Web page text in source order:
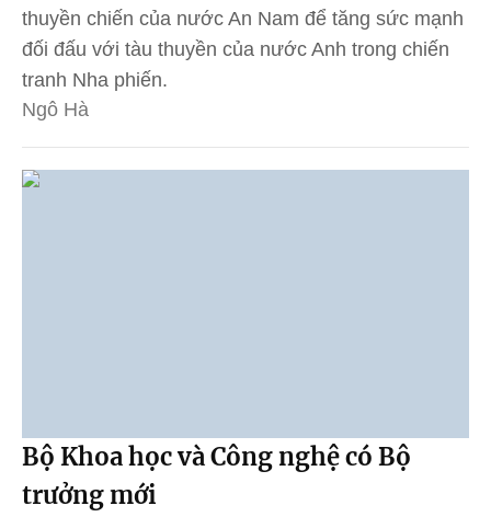
thuyền chiến của nước An Nam để tăng sức mạnh
đối đấu với tàu thuyền của nước Anh trong chiến
tranh Nha phiến.
Ngô Hà
Bộ Khoa học và Công nghệ có Bộ
trưởng mới